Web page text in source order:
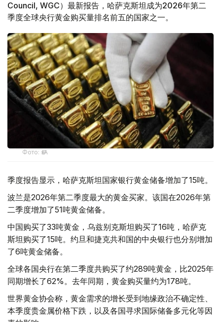
Council, WGC）最新报告，哈萨克斯坦成为2026年第二
季度全球央行黄金购买量排名前五的国家之一。
Фото: ӨзА
季度报告显示，哈萨克斯坦国家银行黄金储备增加了15吨。
波兰是2026年第二季度最大的黄金买家。该国在2026年第
二季度增加了51吨黄金储备。
中国购买了33吨黄金，乌兹别克斯坦购买了16吨，哈萨克
斯坦购买了15吨。约旦和捷克共和国的中央银行也分别增加
了6吨黄金储备。
全球各国央行在第二季度共购买了约289吨黄金，比2025年
同期增长了62%。去年同期，黄金购买量约为178吨。
世界黄金协会称，黄金需求的增长受到地缘政治不确定性、
本季度贵金属价格下跌，以及各国寻求国际储备多元化等因